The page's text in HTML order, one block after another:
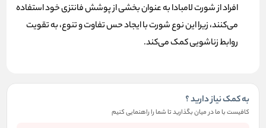
افراد از شورت لامبادا به عنوان بخشی از پوشش فانتزی خود استفاده
می‌کنند، زیرا این نوع شورت با ایجاد حس تفاوت و تنوع، به تقویت
روابط زناشویی کمک می‌کند.
به کمک نیاز دارید ؟
کافیست با ما در میان بگذارید تا شما را راهنمایی کنیم